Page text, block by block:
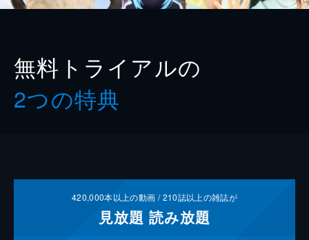
無料トライアルの
2つの特典
420,000本以上の動画 /210誌以上の雑誌が
見放題 読み放題